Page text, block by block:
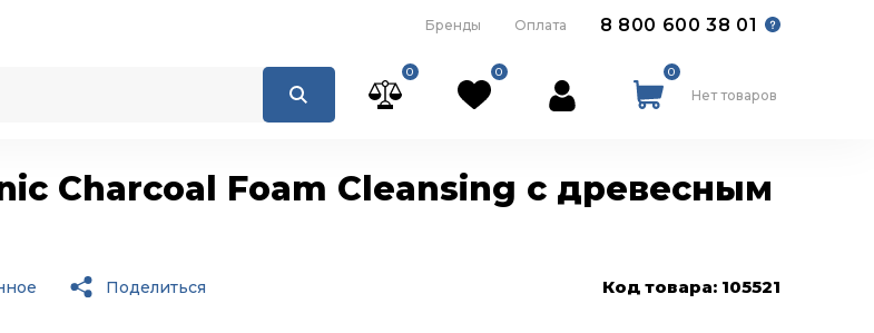
Бренды Оплата 8 800 600 38 01
0 0 0
Нет товаров
Charcoal Foam Cleansing с древесным
Поделиться Код товара: 105521